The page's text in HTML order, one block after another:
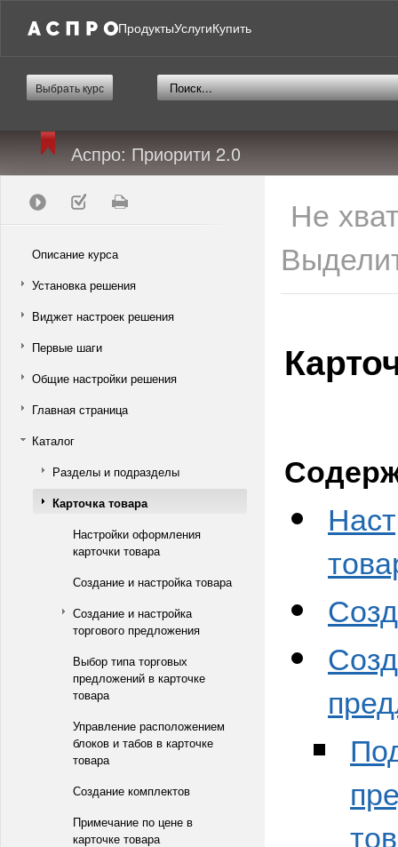
ПродуктыУслугиКупить
Выбрать курс
Аспро: Приорити 2.0
Описание курса
Установка решения
Виджет настроек решения
Первые шаги
Общие настройки решения
Главная страница
Каталог
Разделы и подразделы
Карточка товара
Настройки оформления
карточки товара
Создание и настройка товара
Создание и настройка
торгового предложения
Выбор типа торговых
предложений в карточке
товара
Управление расположением
блоков и табов в карточке
товара
Создание комплектов
Примечание по цене в
карточке товара
Не